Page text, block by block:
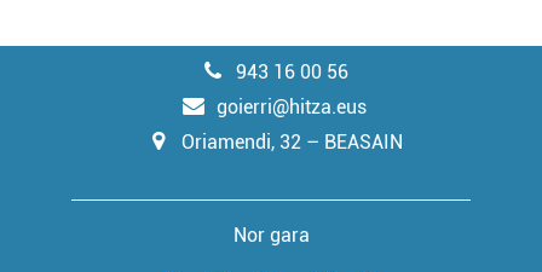
943 16 00 56
goierri@hitza.eus
Oriamendi, 32 – BEASAIN
Nor gara